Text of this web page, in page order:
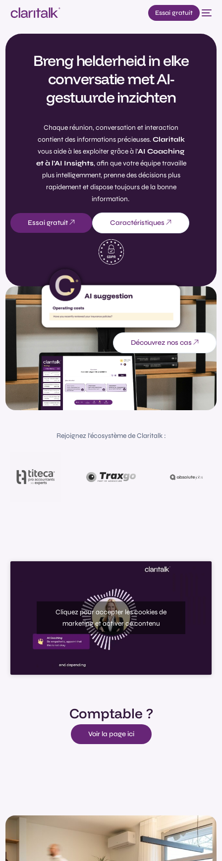
Essai gratuit
Breng helderheid in elke
conversatie met AI-
gestuurde inzichten
Chaque réunion, conversation et interaction
contient des informations précieuses.Claritalk
vous aide à les exploiter grâce à l'AI Coaching
et à l'AI Insights, afin que votre équipe travaille
plus intelligemment, prenne des décisions plus
rapidement et dispose toujours de la bonne
information.
Essai gratuit Caractéristiques
Découvrez nos cas
Rejoignez l'écosystème de Claritalk :
Cliquez pour accepter les cookies de
marketing et activer ce contenu
Comptable ?
Voir la page ici